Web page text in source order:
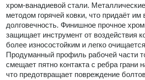
хром-ванадиевой стали.
методом горячей ковки, что придаёт
долговечность. Финишное прочное
защищает инструмент от воздействия
более износостойким и легко
Продуманный профиль рабочей части
смещает пятно контакта с ребра грани
что предотвращает повреждение